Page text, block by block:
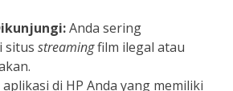
Anda sering
situs streamingfilm ilegal atau
aplikasi di HP Anda yang memiliki